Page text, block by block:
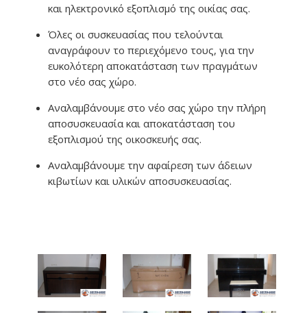
και ηλεκτρονικό εξοπλισμό της οικίας σας.
Όλες οι συσκευασίας που τελούνται
αναγράφουν το περιεχόμενο τους, για την
ευκολότερη αποκατάσταση των πραγμάτων
στο νέο σας χώρο.
Αναλαμβάνουμε στο νέο σας χώρο την πλήρη
αποσυσκευασία και αποκατάσταση του
εξοπλισμού της οικοσκευής σας.
Αναλαμβάνουμε την αφαίρεση των άδειων
κιβωτίων και υλικών αποσυσκευασίας.